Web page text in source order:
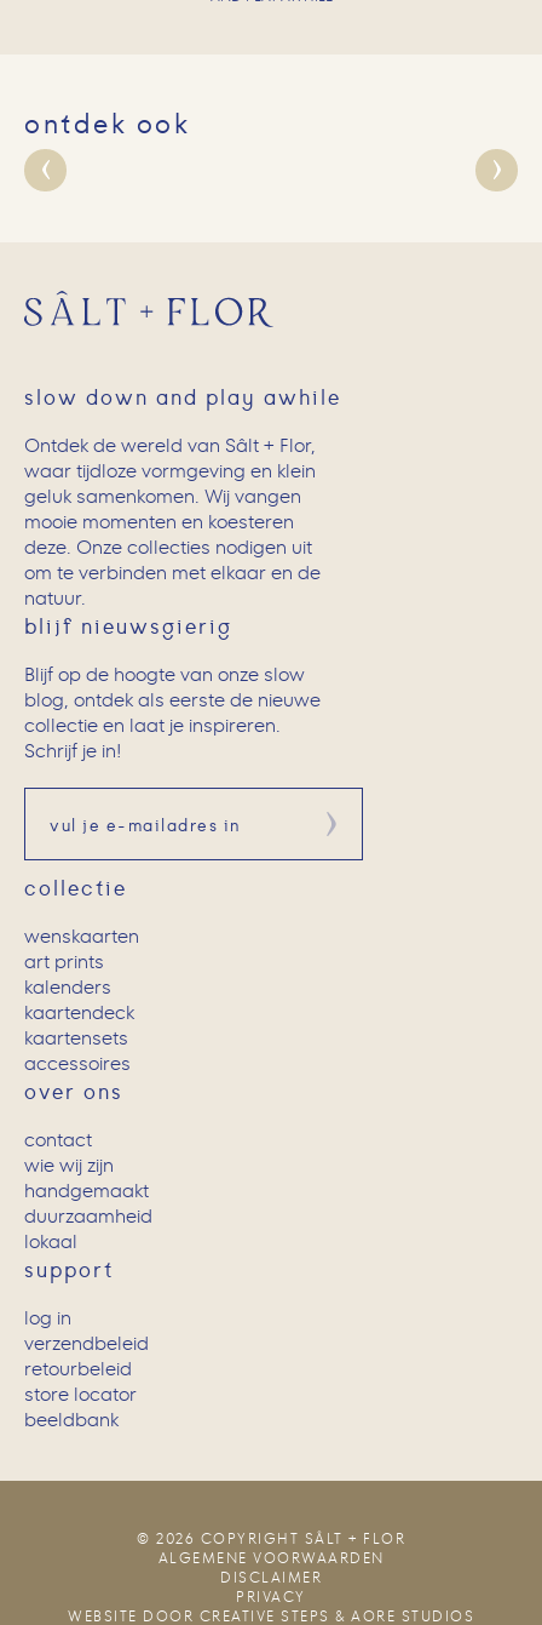
ontdek ook
slow down and play awhile
Ontdek de wereld van Sâlt + Flor,
waar tijdloze vormgeving en klein
geluk samenkomen. Wij vangen
mooie momenten en koesteren
deze. Onze collecties nodigen uit
om te verbinden met elkaar en de
natuur.
blijf nieuwsgierig
Blijf op de hoogte van onze slow
blog, ontdek als eerste de nieuwe
collectie en laat je inspireren.
Schrijf je in!
Aanmelden
collectie
wenskaarten
art prints
kalenders
kaartendeck
kaartensets
accessoires
over ons
contact
wie wij zijn
handgemaakt
duurzaamheid
lokaal
support
log in
verzendbeleid
retourbeleid
store locator
beeldbank
© 2026 COPYRIGHT SÂLT + FLOR
ALGEMENE VOORWAARDEN
DISCLAIMER
PRIVACY
WEBSITE DOOR CREATIVE STEPS & AORE STUDIOS